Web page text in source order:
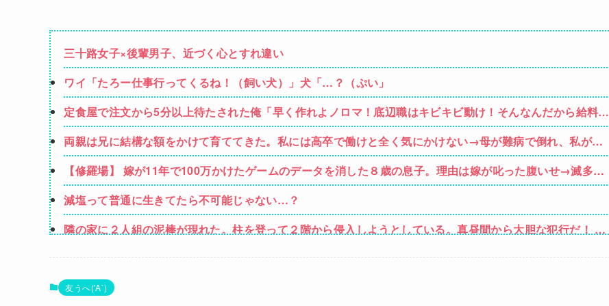
三十路女子×後輩男子、近づく心とすれ違い
ワイ「たろー仕事行ってくるね！（飼い犬）」犬「…？（ぷい」
定食屋で注文から5分以上待たされた俺「早く作れよノロマ！底辺職はキビキビ動け！そんなんだから給料低
いんだろうな！」→ すると…
両親は兄に結構な額をかけて育ててきた。私には高卒で働けと全く気にかけない→母が難病で倒れ、私が懸
命に介護した。でも兄は知らん顔。そこで親も目が覚めて私に全てを相続させるが
【修羅場】 嫁が11年で100万かけたゲームのデータを消した８歳の息子。理由は嫁が叱った腹いせ→滅多に
怒らない嫁が子供に対して、震えるほど怒り心頭になった結果・・・
減塩って普通に生きてたら不可能じゃない…？
隣の家に２人組の泥棒が現れた。柱を登って２階から侵入しようとしている。真昼間から大胆な犯行だ！ →
【速報】ゼレンスキー大統領「日本の支援は期待されたほどの成果がない」WWWWWWWWWWW
【画像】AKBのセンター、レベチな事が世間にバレ始めるｗｗｗｗｗｗｗ
友うへ('A`)